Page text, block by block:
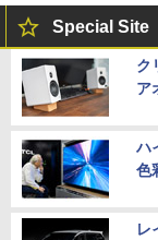
Special Site
ク
ア
ハ
色
レ